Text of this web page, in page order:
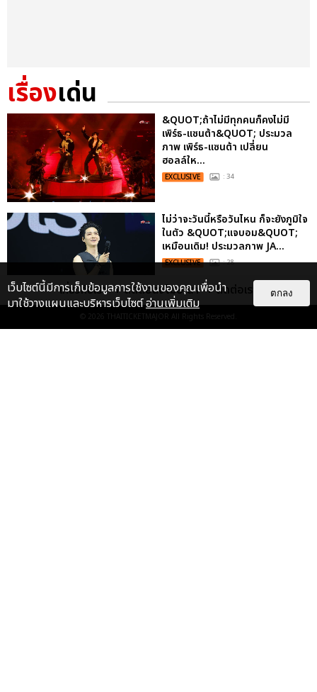
เรื่องเด่น
&QUOT;ถ้าไม่มีทุกคนก็คงไม่มี
เพิร์ธ-แซนต้า&QUOT; ประมวล
ภาพ เพิร์ธ-แซนต้า เปลี่ยน
ฮอลล์ให...
EXCLUSIVE : 34
ไม่ว่าจะวันนี้หรือวันไหน ก็จะยังภูมิใจ
ในตัว &QUOT;แจบอม&QUOT;
เหมือนเดิม! ประมวลภาพ JA...
EXCLUSIVE : 28
ประมวลภาพงาน “มีสติแล้วลูกพีช
PEACH AND ME PREMIERE
เกี่ยวกับเรา ติดต่อลงโฆษณา ติดต่อเรา
© 2026 THAITICKETMAJOR All Rights Reserved.
เว็บไซต์นี้มีการเก็บข้อมูลการใช้งานของคุณเพื่อนำ
มาใช้วางแผนและบริหารเว็บไซต์อ่านเพิ่มเติม
ตกลง